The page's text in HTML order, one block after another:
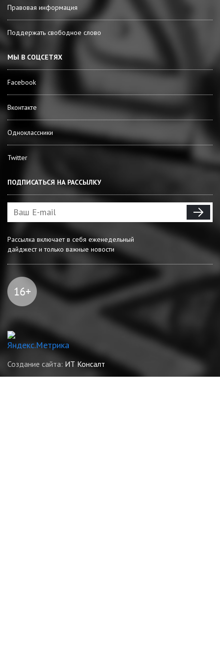
Правовая информация
Поддержать свободное слово
МЫ В СОЦСЕТЯХ
Facebook
Вконтакте
Одноклассники
Twitter
ПОДПИСАТЬСЯ НА РАССЫЛКУ
Рассылка включает в себя еженедельный
дайджест и только важные новости
Создание сайта: ИТ Консалт